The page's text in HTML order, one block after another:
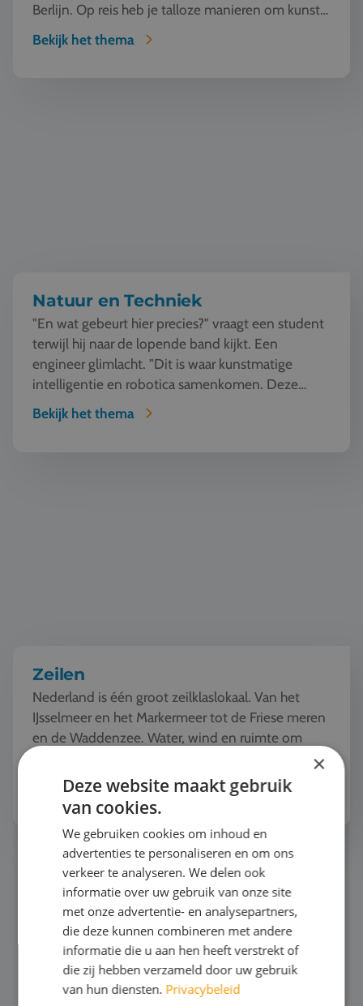
Berlijn. Op reis heb je talloze manieren om kunst
te beleven en...
Bekijk het thema
Natuur en Techniek
"En wat gebeurt hier precies?" vraagt een student
terwijl hij naar de lopende band kijkt. Een
engineer glimlacht. "Dit is waar kunstmatige
intelligentie en robotica samenkomen. Deze
machine ziet, l...
Bekijk het thema
Zeilen
Nederland is één groot zeilklaslokaal. Van het
IJsselmeer en het Markermeer tot de Friese meren
en de Waddenzee. Water, wind en ruimte om
Bekijk het thema
×
Deze website maakt gebruik
van cookies.
We gebruiken cookies om inhoud en
advertenties te personaliseren en om ons
verkeer te analyseren. We delen ook
informatie over uw gebruik van onze site
met onze advertentie- en analysepartners,
die deze kunnen combineren met andere
informatie die u aan hen heeft verstrekt of
die zij hebben verzameld door uw gebruik
van hun diensten. Privacybeleid